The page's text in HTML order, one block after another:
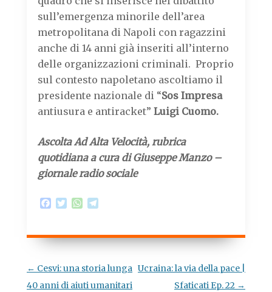
sull’emergenza minorile dell’area
metropolitana di Napoli con ragazzini
anche di 14 anni già inseriti all’interno
delle organizzazioni criminali. Proprio
sul contesto napoletano ascoltiamo il
presidente nazionale di “Sos Impresa
antiusura e antiracket” Luigi Cuomo.
Ascolta Ad Alta Velocità, rubrica
quotidiana a cura di Giuseppe Manzo –
giornale radio sociale
e
b
o
k
T
t
t
r
W
t
s
p
p
e
g
a
Navigazione
articolo
← Cesvi: una storia lunga
40 anni di aiuti umanitari
Ucraina: la via della pace |
Sfaticati Ep. 22 →